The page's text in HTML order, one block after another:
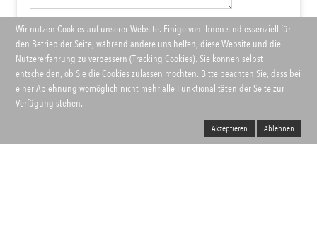
Email
Wir nutzen Cookies auf unserer Website. Einige von ihnen sind essenziell für
den Betrieb der Seite, während andere uns helfen, diese Website und die
Nutzererfahrung zu verbessern (Tracking Cookies). Sie können selbst
entscheiden, ob Sie die Cookies zulassen möchten. Bitte beachten Sie, dass bei
einer Ablehnung womöglich nicht mehr alle Funktionalitäten der Seite zur
Verfügung stehen.
Akzeptieren Ablehnen